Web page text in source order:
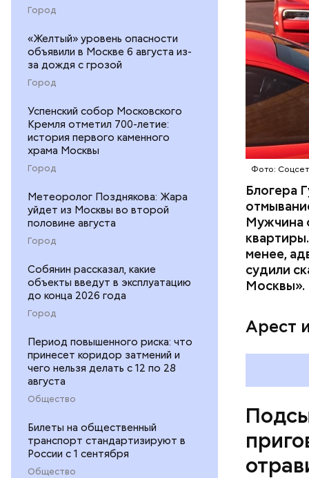
Город
«Желтый» уровень опасности
объявили в Москве 6 августа из-
за дождя с грозой
Город
Успенский собор Московского
Кремля отметил 700-летие:
история первого каменного
храма Москвы
Город
Метеоролог Позднякова: Жара
уйдет из Москвы во второй
половине августа
Город
Собянин рассказал, какие
объекты введут в эксплуатацию
до конца 2026 года
Город
Период повышенного риска: что
принесет коридор затмений и
чего нельзя делать с 12 по 28
августа
Общество
Билеты на общественный
транспорт стандартизируют в
России с 1 сентября
Общество
Фото:
Блогера
Мужчина
менее,
судили
Москвы».
Арест
скрытую
матери и
пищу ела